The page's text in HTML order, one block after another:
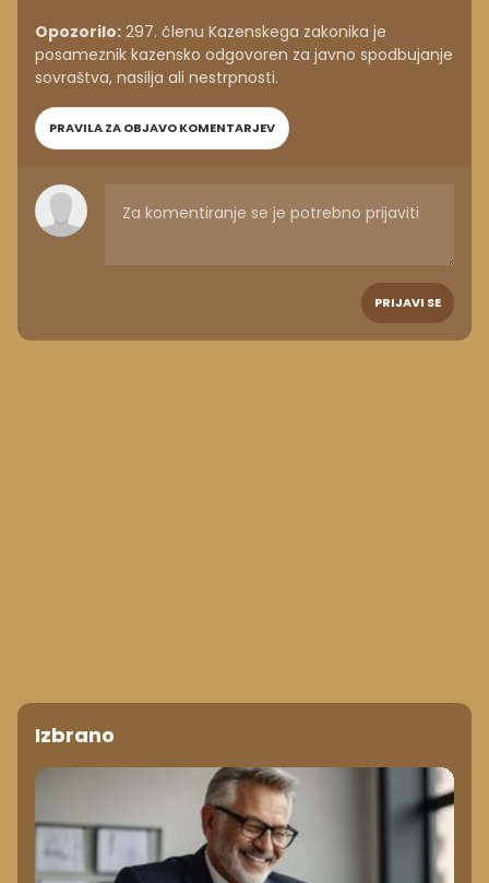
Opozorilo: 297. členu Kazenskega zakonika je
posameznik kazensko odgovoren za javno spodbujanje
sovraštva, nasilja ali nestrpnosti.
PRAVILA ZA OBJAVO KOMENTARJEV
PRIJAVI SE
Izbrano